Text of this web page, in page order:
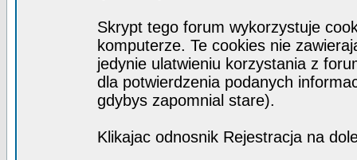
Skrypt tego forum wykorzystuje
komputerze. Te cookies nie
jedynie ulatwieniu korzystania z
dla potwierdzenia podanych
gdybys zapomnial stare).
Klikajac odnosnik Rejestracja na